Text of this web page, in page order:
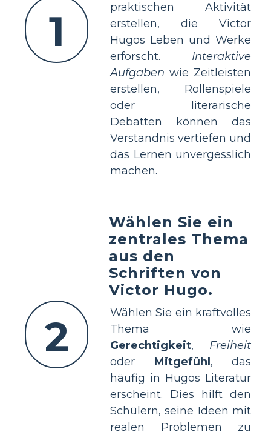
1
praktischen Aktivität
erstellen, die Victor
Hugos Leben und Werke
erforscht. Interaktive
Aufgaben wie Zeitleisten
erstellen, Rollenspiele
oder literarische
Debatten können das
Verständnis vertiefen und
das Lernen unvergesslich
machen.
2
Wählen Sie ein
zentrales Thema
aus den
Schriften von
Victor Hugo.
Wählen Sie ein kraftvolles
Thema wie
Gerechtigkeit, Freiheit
oder Mitgefühl , das
häufig in Hugos Literatur
erscheint. Dies hilft den
Schülern, seine Ideen mit
realen Problemen zu